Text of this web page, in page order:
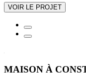
VOIR LE PROJET
MAISON À